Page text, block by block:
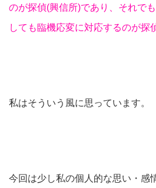
のが探偵(興信所)であり、それで
しても臨機応変に対応するのが探
私はそういう風に思っています。
今回は少し私の個人的な思い・感